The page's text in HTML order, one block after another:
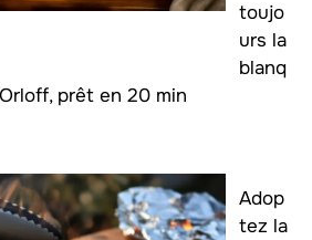
toujo
urs la
blanq
prêt en 20 min
Adop
tez la